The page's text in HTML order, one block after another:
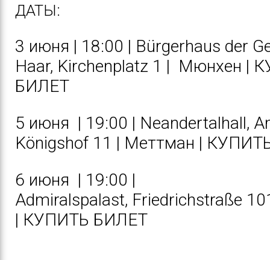
ДАТЫ:
3 июня | 18:00 | Bürgerhaus der
Haar, Kirchenplatz 1 | Мюнхен |
БИЛЕТ
5 июня | 19:00 | Neandertalhall,
Königshof 11 | Меттман |
6 июня | 19:00 |
Admiralspalast, Friedrichstraße
| КУПИТЬ БИЛЕТ